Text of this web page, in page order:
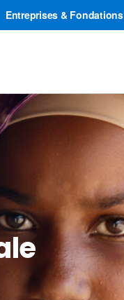
Entreprises & Fondations